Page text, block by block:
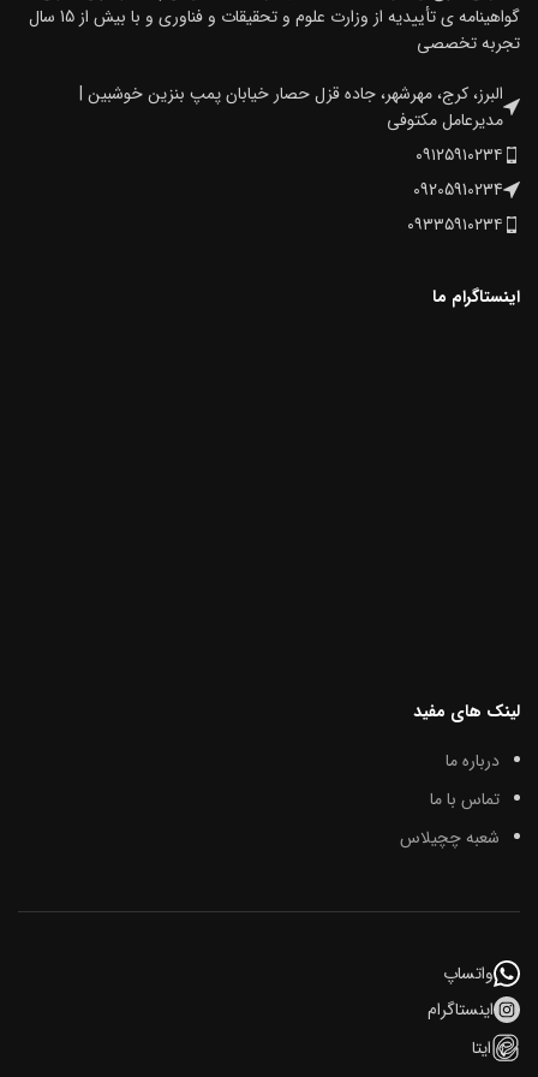
گواهینامه ی تأییدیه از وزارت علوم و تحقیقات و فناوری و با بیش از 15 سال
تجربه تخصصی
البرز، کرج، مهرشهر، جاده قزل حصار خیابان پمپ بنزین خوشبین |
مدیرعامل مکتوفی
۰۹۱۲۵۹۱۰۲۳۴
09205910234
۰۹۳۳۵۹۱۰۲۳۴
اینستاگرام ما
لینک های مفید
درباره ما
تماس با ما
شعبه چچیلاس
واتساپ
اینستاگرام
ایتا